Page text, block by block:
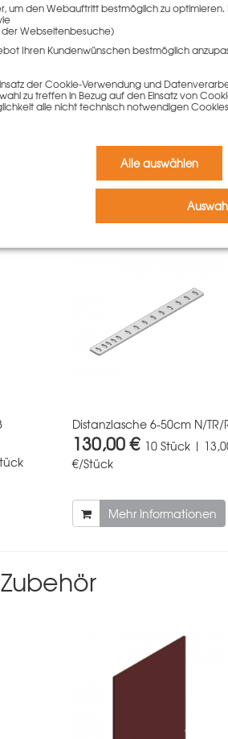
können.
gekauft haben,
Distanzlasche 6-50cm N/TR/
130,00 € 10 Stück |
€/Stück
Mehr Informationen
Zubehör
den Webauftritt bestmöglich zu optimieren.
Webseitenbesuche)
Ihren Kundenwünschen bestmöglich
der Cookie-Verwendung und
zu treffen in Bezug auf den Einsatz von
alle nicht technisch notwendigen
Alle auswählen